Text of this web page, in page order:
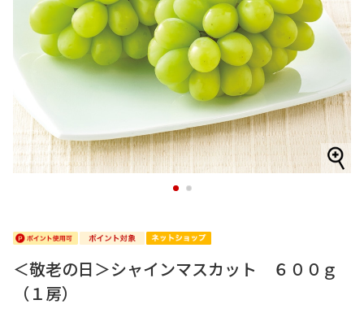
1 2
＜敬老の日＞シャインマスカット ６００ｇ
（１房）